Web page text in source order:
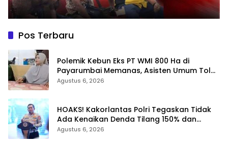
Pos Terbaru
Polemik Kebun Eks PT WMI 800 Ha di
Payarumbai Memanas, Asisten Umum Tolak
Dikelola Agrinas dan Tantang Presiden
Agustus 6, 2026
HOAKS! Kakorlantas Polri Tegaskan Tidak
Ada Kenaikan Denda Tilang 150% dan
Tilang Manual Menyeluruh
Agustus 6, 2026